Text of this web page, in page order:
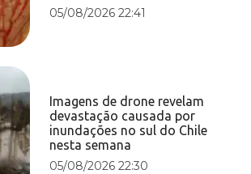
05/08/2026 22:41
Imagens de drone revelam
devastação causada por
inundações no sul do Chile
nesta semana
05/08/2026 22:30